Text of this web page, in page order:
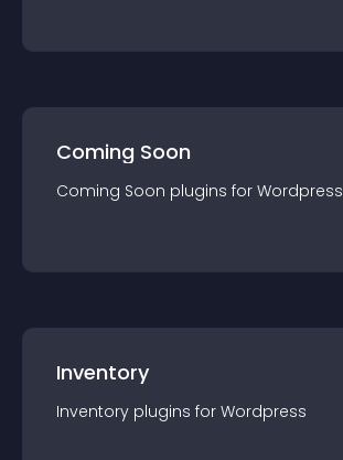
Coming Soon
Coming Soon plugins for Wordpress
Inventory
Inventory plugins for Wordpress